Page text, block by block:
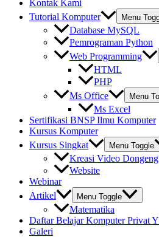
Kontak Kami
Tutorial Komputer
Menu
Database MySQL
Pemrograman Python
Web Programming
HTML
PHP
Ms Office
Menu
Ms Excel
Sertifikasi BNSP Ilmu Komputer
Kursus Komputer
Kursus Singkat
Menu Toggle
Kreasi Video Dongeng
Website
Webinar
Artikel
Menu Toggle
Matematika
Daftar Belajar Komputer Privat
Galeri